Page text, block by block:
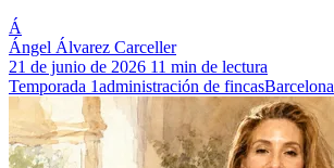
Á
Ángel Álvarez Carceller
21 de junio de 2026 11 min de lectura
Temporada 1administración de fincasBarcelona